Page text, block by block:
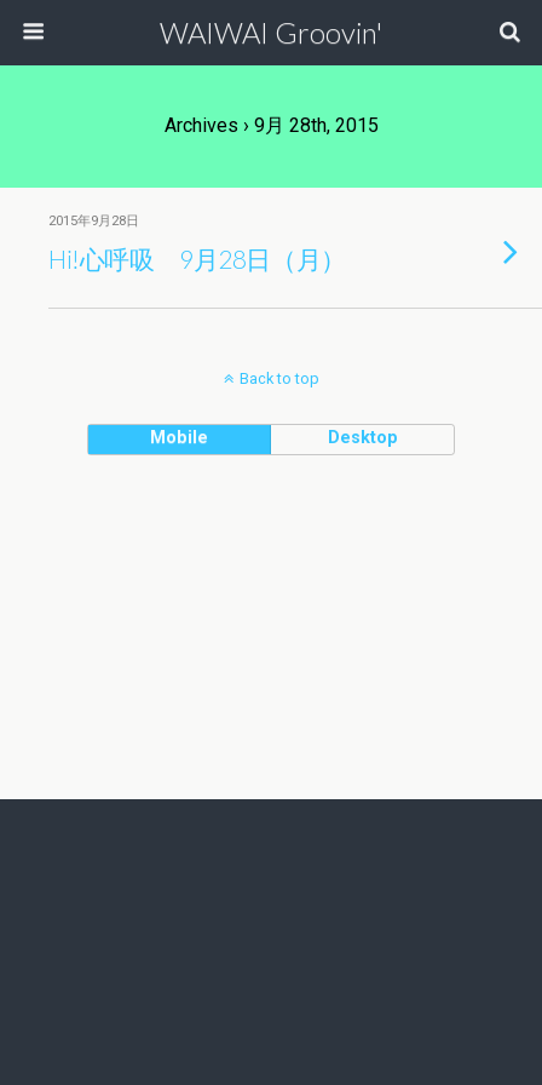
WAIWAI Groovin'
Archives › 9月 28th, 2015
2015年9月28日
Hi!心呼吸 9月28日（月）
Back to top
Mobile Desktop